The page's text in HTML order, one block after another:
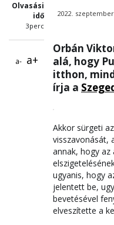
Olvasási
idő
3perc
a- a+
2022. szeptember
Orbán
alá, hogy
itthon,
írja a
Akkor sürgeti
visszavonását,
annak, hogy az
ugyanis, hogy
jelentett be,
bevetésével
elveszítette a